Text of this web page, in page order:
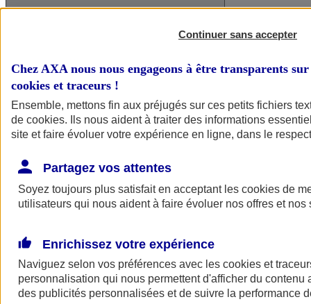
Continuer sans accepter
Chez AXA nous nous engageons à être transparents
cookies et traceurs !
Ensemble, mettons fin aux préjugés sur ces petits fichiers
de cookies. Ils nous aident à traiter des informations
site et faire évoluer votre expérience en ligne, dans le
Partagez vos attentes
Soyez toujours plus satisfait en acceptant les cookies de
utilisateurs qui nous aident à faire évoluer nos offres et nos
Enrichissez votre expérience
Naviguez selon vos préférences avec les cookies et
personnalisation qui nous permettent d'afficher du contenu
des publicités personnalisées et de suivre la performance